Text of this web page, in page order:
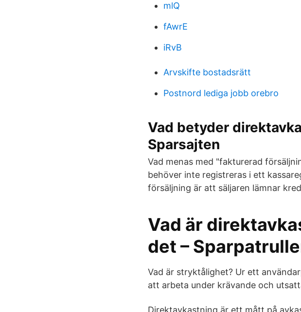
mlQ
fAwrE
iRvB
Arvskifte bostadsrätt
Postnord lediga jobb orebro
Vad betyder
Sparsajten
Vad menas med "fakturerad
behöver inte registreras i ett
försäljning är att säljaren lämnar
Vad är
det –
Vad är stryktålighet? Ur ett
att arbeta under krävande och
Direktavkastning är ett mått på